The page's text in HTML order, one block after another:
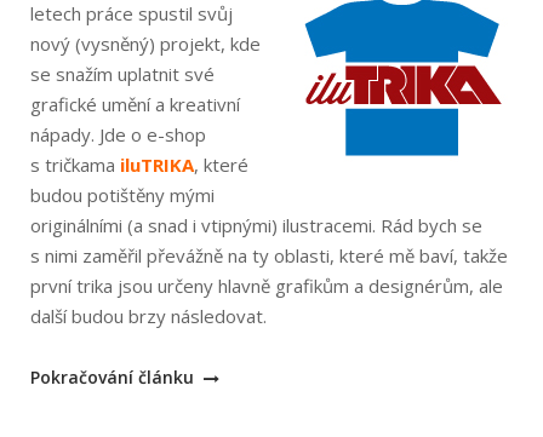
letech práce spustil svůj
nový (vysněný) projekt, kde
se snažím uplatnit své
grafické umění a kreativní
nápady. Jde o e-shop
s tričkama iluTRIKA, které
budou potištěny mými
originálními (a snad i vtipnými) ilustracemi. Rád bych se
s nimi zaměřil převážně na ty oblasti, které mě baví, takže
první trika jsou určeny hlavně grafikům a designérům, ale
další budou brzy následovat.
„iluTRIKA
Pokračování článku